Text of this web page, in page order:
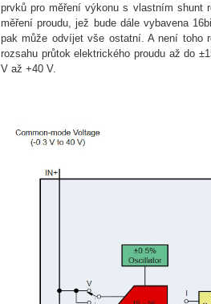
prvků pro měření výkonu s vlastním shunt
měření proudu, jež bude dále vybavena
pak může odvíjet vše ostatní. A není toho
rozsahu průtok elektrického proudu až do
V až +40 V.